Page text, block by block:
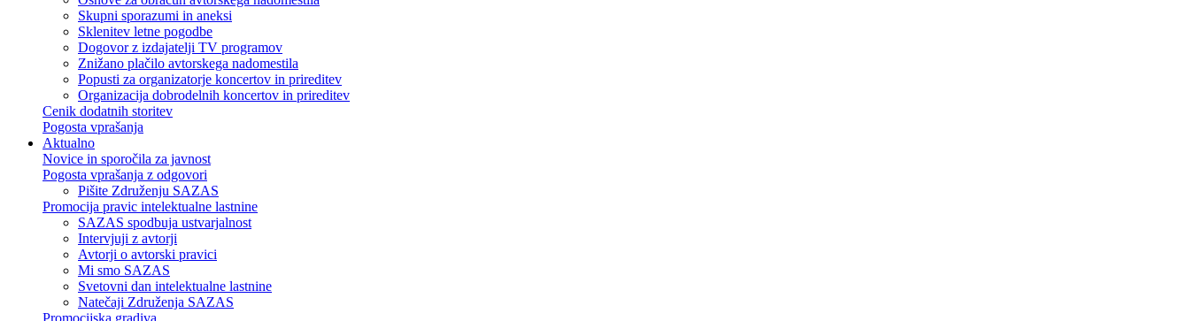
Skupni sporazumi in aneksi
Sklenitev letne pogodbe
Dogovor z izdajatelji TV programov
Znižano plačilo avtorskega nadomestila
Popusti za organizatorje koncertov in prireditev
Organizacija dobrodelnih koncertov in prireditev
Cenik dodatnih storitev
Pogosta vprašanja
Aktualno
Novice in sporočila za javnost
Pogosta vprašanja z odgovori
Pišite Združenju SAZAS
Promocija pravic intelektualne lastnine
SAZAS spodbuja ustvarjalnost
Intervjuji z avtorji
Avtorji o avtorski pravici
Mi smo SAZAS
Svetovni dan intelektualne lastnine
Natečaji Združenja SAZAS
Promocijska gradiva